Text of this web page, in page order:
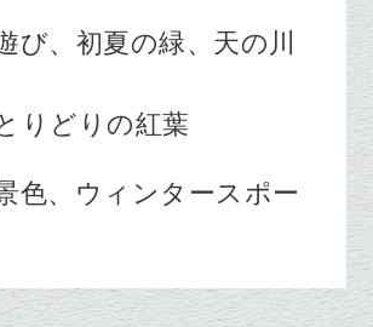
び、初夏の緑、天の川
りどりの紅葉
色、ウィンタースポー